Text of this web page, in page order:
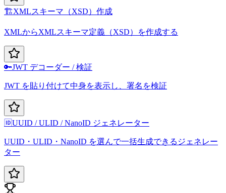
🏗️XMLスキーマ（XSD）作成
XMLからXMLスキーマ定義（XSD）を作成する
🔑JWT デコーダー / 検証
JWT を貼り付けて中身を表示し、署名を検証
🆔UUID / ULID / NanoID ジェネレーター
UUID・ULID・NanoID を選んで一括生成できるジェネレー
ター